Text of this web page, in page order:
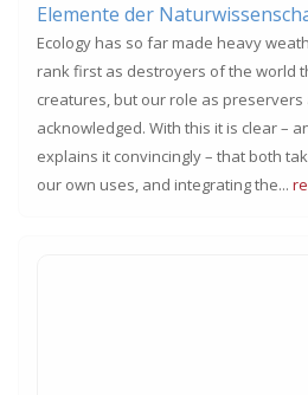
Elemente der
Ecology has so far made heavy
rank first as destroyers of the world
creatures, but our role as
acknowledged. With this it is clear –
explains it convincingly – that both
our own uses, and integrating the...